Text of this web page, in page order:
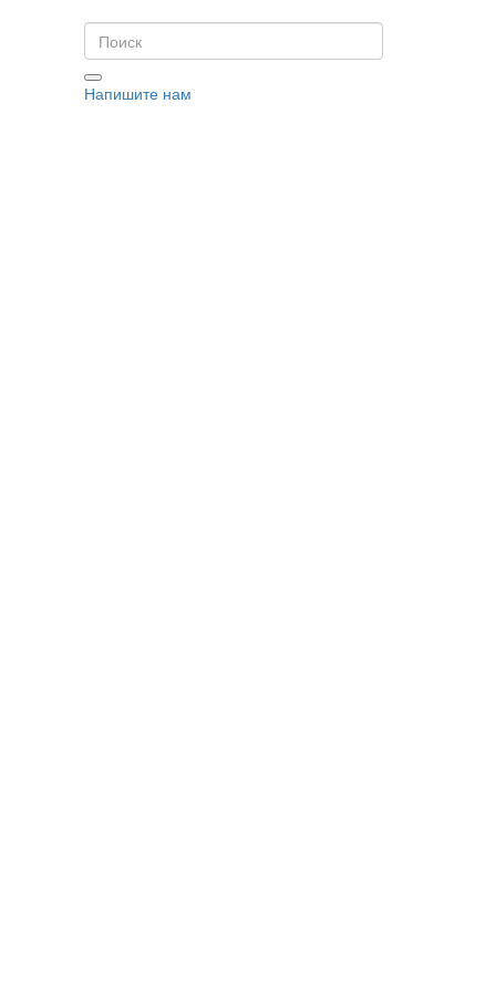
Напишите нам